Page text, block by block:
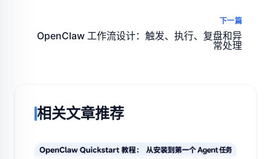
下一篇
OpenClaw 工作流设计：触发、执行、复盘和异
常处理
相关文章推荐